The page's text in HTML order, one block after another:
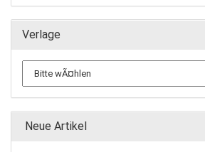
Verlage
Neue Artikel